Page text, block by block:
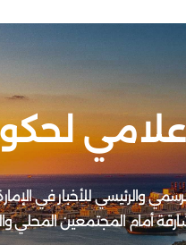
والرئيسي للأخبار في
أمام المجتمعين المحلي